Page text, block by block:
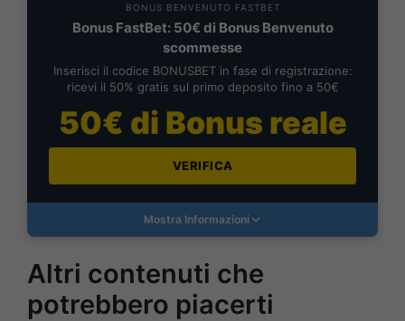
BONUS BENVENUTO FASTBET
Bonus FastBet: 50€ di Bonus Benvenuto
scommesse
Inserisci il codice BONUSBET in fase di registrazione:
ricevi il 50% gratis sul primo deposito fino a 50€
50€ di Bonus reale
VERIFICA
Mostra Informazioni
Altri contenuti che
potrebbero piacerti